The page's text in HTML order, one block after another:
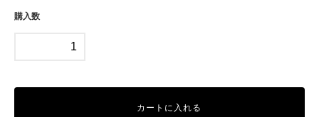
購入数
カートに入れる